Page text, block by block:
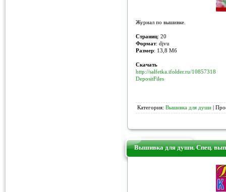
Журнал по вышивке.
Страниц: 20
Формат: djvu
Размер: 13,8 Мб
Скачать
http://salfetka.ifolder.ru/10857318
DepositFiles
Категория: Вышивка для души |
Вышивка для души. Спец.